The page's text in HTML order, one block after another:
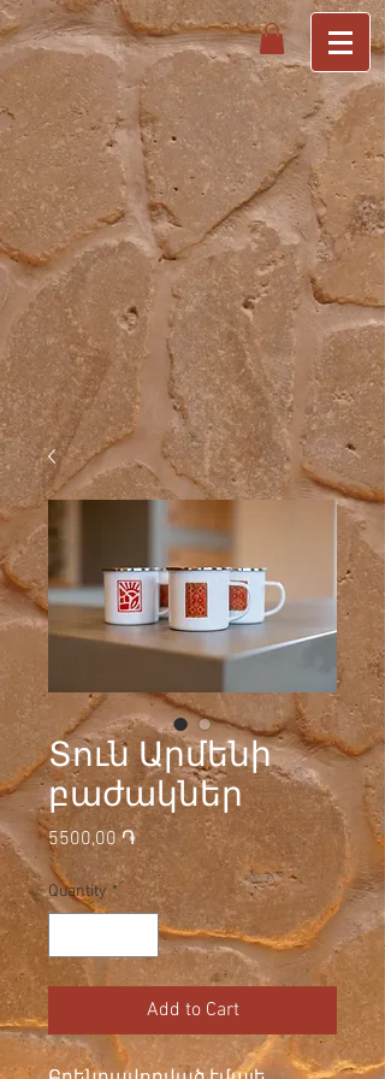
Տուն Արմենի
բաժակներ
5500,00 ֏Price
Quantity *
Add to Cart